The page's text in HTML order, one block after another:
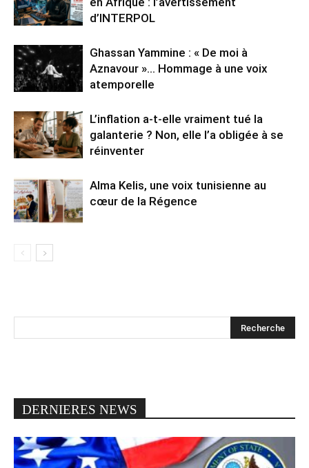
d’INTERPOL
Ghassan Yammine : « De moi à
Aznavour »… Hommage à une voix
atemporelle
L’inflation a-t-elle vraiment tué la
galanterie ? Non, elle l’a obligée à se
réinventer
Alma Kelis, une voix tunisienne au
cœur de la Régence
DERNIERES NEWS